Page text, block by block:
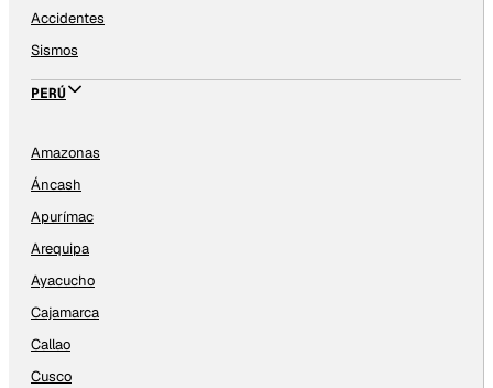
Accidentes
Sismos
PERÚ
Amazonas
Áncash
Apurímac
Arequipa
Ayacucho
Cajamarca
Callao
Cusco